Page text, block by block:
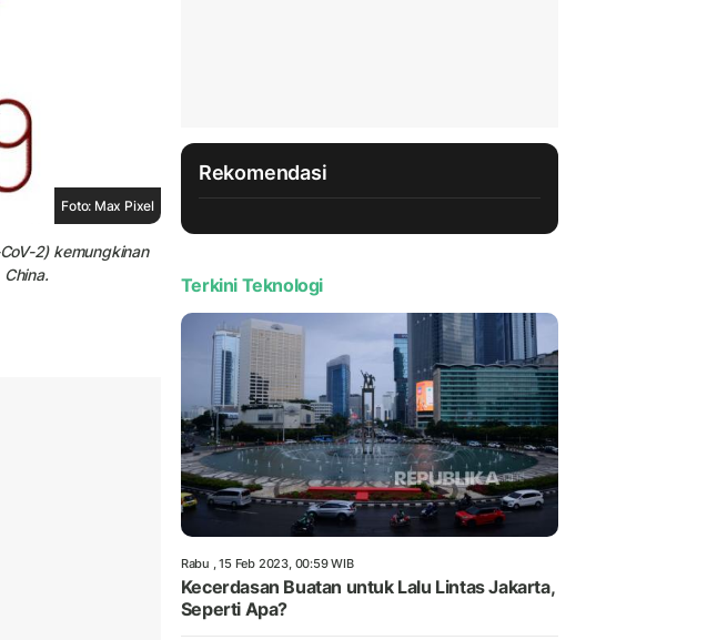
Foto: Max Pixel
2) kemungkinan
Rekomendasi
Terkini Teknologi
Rabu , 15 Feb 2023, 00:59 WIB
Kecerdasan Buatan untuk Lalu Lintas Jakarta,
Seperti Apa?